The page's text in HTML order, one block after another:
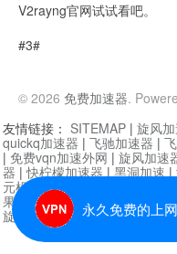
V2rayng官网试试看吧。
#3#
© 2026 免费加速器.
永久免费的上
友情链接： SITEMAP | 旋风
quickq加速器 | 飞驰加速器 |
| 免费vqn加速外网 | 旋风加速
器 |快柠檬加速器|黑洞加速|
元机场加速器
果加速器|黑洞加速|银河加
旋风加速器度器|哔咔漫画|